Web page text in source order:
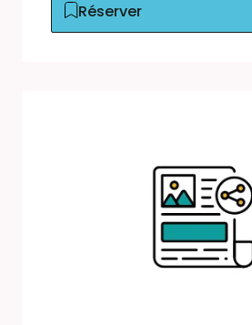
Réserver